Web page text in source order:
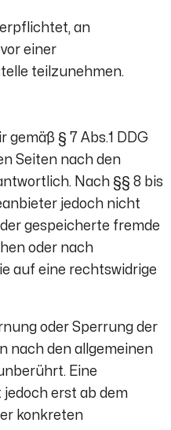
an
einer
teilzunehmen.
gemäß § 7 Abs.1 DDG
Seiten nach den
Nach §§ 8 bis
jedoch nicht
gespeicherte fremde
oder nach
auf eine rechtswidrige
oder Sperrung der
nach den allgemeinen
Eine
erst ab dem
konkreten